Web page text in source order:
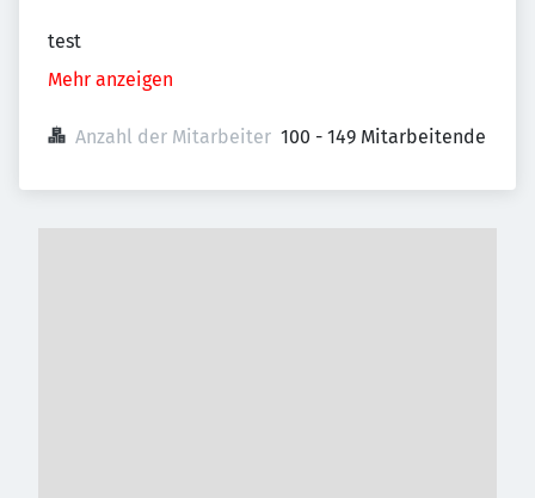
test
Mehr anzeigen
Anzahl der Mitarbeiter 100 - 149 Mitarbeitende